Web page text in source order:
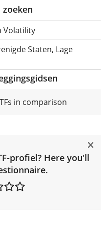
zoeken
Volatility
Staten, Lage
in comparison
profiel? Here you'll
.